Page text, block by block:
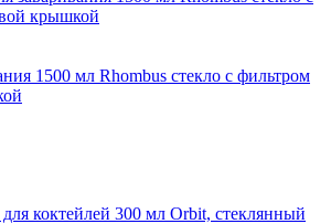
1500 мл Rhombus стекло с фильтром